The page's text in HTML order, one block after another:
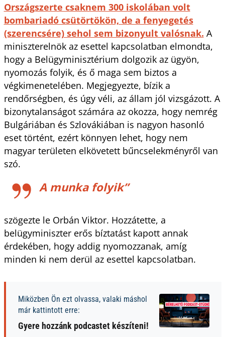
Országszerte csaknem 300 iskolában volt
bombariadó csütörtökön, de a fenyegetés
(szerencsére) sehol sem bizonyult valósnak. A
miniszterelnök az esettel kapcsolatban elmondta,
hogy a Belügyminisztérium dolgozik az ügyön,
nyomozás folyik, és ő maga sem biztos a
végkimenetelében. Megjegyezte, bízik a
rendőrségben, és úgy véli, az állam jól vizsgázott. A
bizonytalanságot számára az okozza, hogy nemrég
Bulgáriában és Szlovákiában is nagyon hasonló
eset történt, ezért könnyen lehet, hogy nem
magyar területen elkövetett bűncselekményről van
szó.
A munka folyik”
szögezte le Orbán Viktor. Hozzátette, a
belügyminiszter erős bíztatást kapott annak
érdekében, hogy addig nyomozzanak, amíg
minden ki nem derül az esettel kapcsolatban.
Miközben Ön ezt olvassa, valaki máshol
már kattintott erre:
Gyere hozzánk podcastet készíteni!